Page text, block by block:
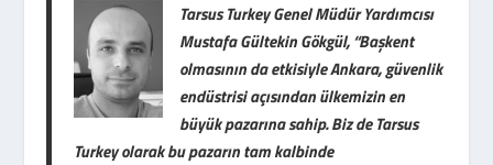
Tarsus Turkey Genel Müdür Yardımcısı
Mustafa Gültekin Gökgül, “Başkent
olmasının da etkisiyle Ankara, güvenlik
endüstrisi açısından ülkemizin en
büyük pazarına sahip. Biz de Tarsus
Turkey olarak bu pazarın tam kalbinde